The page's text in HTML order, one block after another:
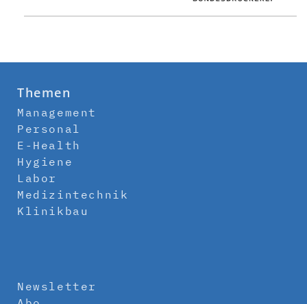
Themen
Management
Personal
E-Health
Hygiene
Labor
Medizintechnik
Klinikbau
Newsletter